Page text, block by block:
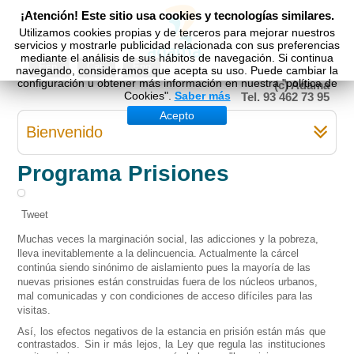
Esp Cat Eng
(c) Adama
Tel. 93 462 73 95
¡Atención! Este sitio usa cookies y tecnologías similares.
Utilizamos cookies propias y de terceros para mejorar nuestros
servicios y mostrarle publicidad relacionada con sus preferencias
mediante el análisis de sus hábitos de navegación. Si continua
navegando, consideramos que acepta su uso. Puede cambiar la
configuración u obtener más información en nuestra "política de
Cookies". Saber más
Acepto
Bienvenido
Programa Prisiones
Tweet
Muchas veces la marginación social, las adicciones y la pobreza,
lleva inevitablemente a la delincuencia. Actualmente la cárcel
continúa siendo sinónimo de aislamiento pues la mayoría de las
nuevas prisiones están construidas fuera de los núcleos urbanos,
mal comunicadas y con condiciones de acceso difíciles para las
visitas.
Así, los efectos negativos de la estancia en prisión están más que
contrastados. Sin ir más lejos, la Ley que regula las instituciones